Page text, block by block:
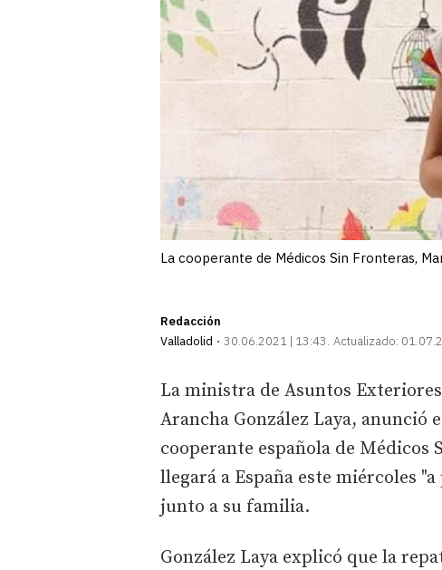
La cooperante de Médicos Sin Fronteras,
Redacción
Valladolid
30.06.2021 | 13:43 Actualizado:
La ministra de Asuntos
Arancha González Laya, anunció
cooperante española de Médicos
llegará a España este miércoles
junto a su familia.
González Laya explicó que la